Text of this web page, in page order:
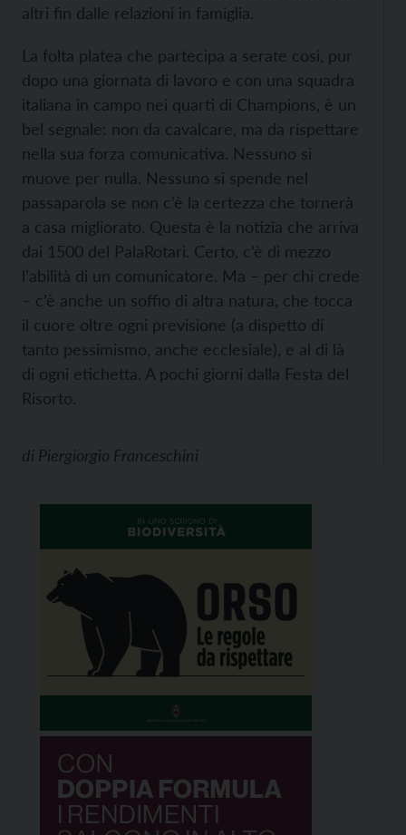
altri fin dalle relazioni in famiglia.
La folta platea che partecipa a serate così, pur
dopo una giornata di lavoro e con una squadra
italiana in campo nei quarti di Champions, è un
bel segnale: non da cavalcare, ma da rispettare
nella sua forza comunicativa. Nessuno si
muove per nulla. Nessuno si spende nel
passaparola se non c’è la certezza che tornerà
a casa migliorato. Questa è la notizia che arriva
dai 1500 del PalaRotari. Certo, c’è di mezzo
l’abilità di un comunicatore. Ma – per chi crede
– c’è anche un soffio di altra natura, che tocca
il cuore oltre ogni previsione (a dispetto di
tanto pessimismo, anche ecclesiale), e al di là
di ogni etichetta. A pochi giorni dalla Festa del
Risorto.
di Piergiorgio Franceschini